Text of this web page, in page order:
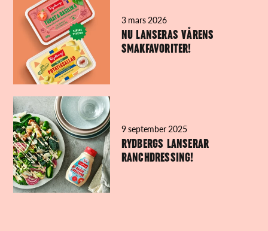
3 mars 2026
NU LANSERAS VÅRENS
SMAKFAVORITER!
9 september 2025
RYDBERGS LANSERAR
RANCHDRESSING!